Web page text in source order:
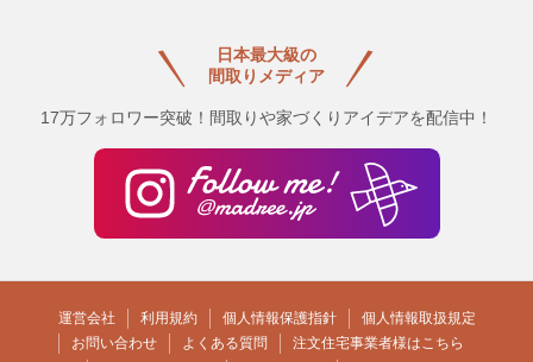
日本最大級の
間取りメディア
17万フォロワー突破！間取りや家づくりアイデアを配信中！
運営会社 利用規約 個人情報保護指針
個人情報取扱規定
お問い合わせ
よくある質問
注文住宅事業者様はこちら